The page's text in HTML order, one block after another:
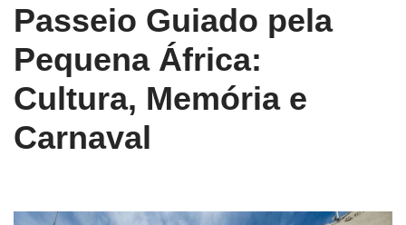
Passeio Guiado pela
Pequena África:
Cultura, Memória e
Carnaval